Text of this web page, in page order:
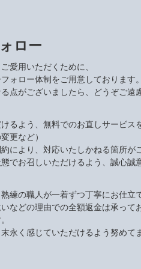
ロー
愛用いただくために、
ォロー体制をご用意しております。
点がございましたら、どうぞご遠
るよう、無料でのお直しサービス
更など）
により、対応いたしかねる箇所が
でお召しいただけるよう、誠心誠
練の職人が一着ずつ丁寧にお仕立
などの理由での全額返金は承って
永く感じていただけるよう努めて